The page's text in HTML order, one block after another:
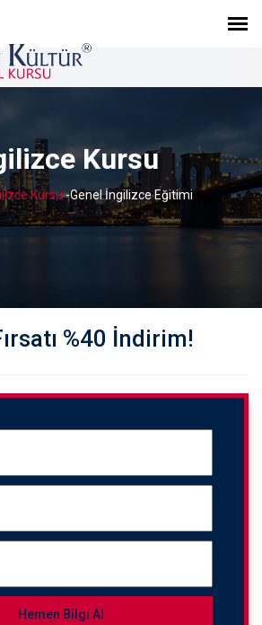
Kursu
Kursu-Genel İngilizce Eğitimi
%40 İndirim!